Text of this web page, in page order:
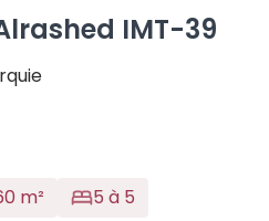
IMT-39
m² 5 à 5